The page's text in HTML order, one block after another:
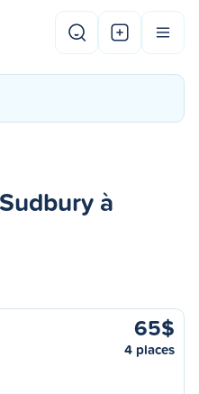
à
65$
4 places